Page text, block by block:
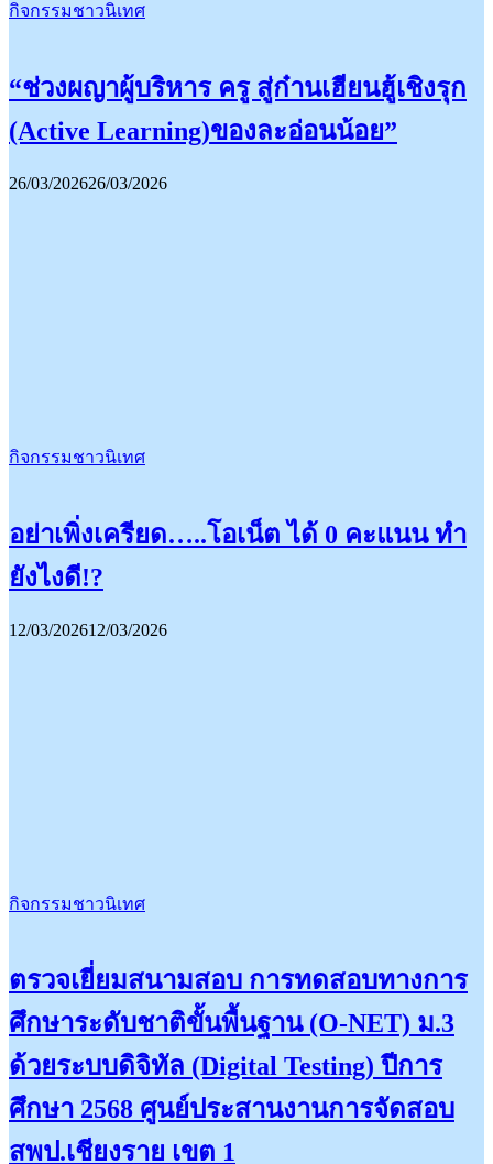
กิจกรรมชาวนิเทศ
“ช่วงผญาผู้บริหาร ครู สู่ก๋านเฮียนฮู้เชิงรุก
(Active Learning)ของละอ่อนน้อย”
26/03/202626/03/2026
กิจกรรมชาวนิเทศ
อย่าเพิ่งเครียด…..โอเน็ต ได้ 0 คะแนน ทำ
ยังไงดี!?
12/03/202612/03/2026
กิจกรรมชาวนิเทศ
ตรวจเยี่ยมสนามสอบ การทดสอบทางการ
ศึกษาระดับชาติขั้นพื้นฐาน (O-NET) ม.3
ด้วยระบบดิจิทัล (Digital Testing) ปีการ
ศึกษา 2568 ศูนย์ประสานงานการจัดสอบ
สพป.เชียงราย เขต 1